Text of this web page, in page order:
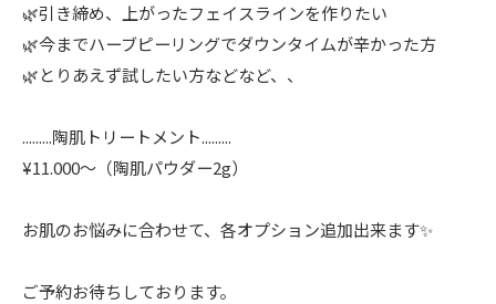
🌿引き締め、上がったフェイスラインを作りたい
🌿今までハーブピーリングでダウンタイムが辛かった方
🌿とりあえず試したい方などなど、、
.........陶肌トリートメント.........
¥11.000〜（陶肌パウダー2g）
お肌のお悩みに合わせて、各オプション追加出来ます✨
ご予約お待ちしております。